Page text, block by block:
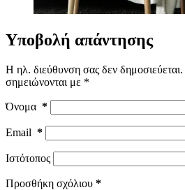
Υποβολή απάντησης
Η ηλ. διεύθυνση σας δεν δημοσιεύεται.
σημειώνονται με *
Όνομα *
Email *
Ιστότοπος
Προσθήκη σχόλιου *